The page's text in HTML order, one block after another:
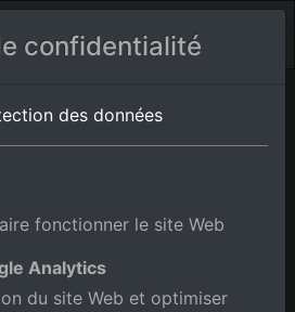
Pas de Calais Boiry-Sainte-Rictrude
de Blairville
France
confidentialité
des données
fonctionner le site Web
Analytics
du site Web et optimiser